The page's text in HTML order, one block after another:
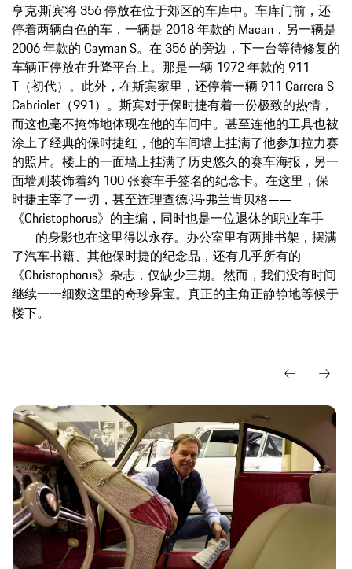
亨克·斯宾将 356 停放在位于郊区的车库中。车库门前，还
停着两辆白色的车，一辆是 2018 年款的 Macan，另一辆是
2006 年款的 Cayman S。在 356 的旁边，下一台等待修复的
车辆正停放在升降平台上。那是一辆 1972 年款的 911
T（初代）。此外，在斯宾家里，还停着一辆 911 Carrera S
Cabriolet（991）。斯宾对于保时捷有着一份极致的热情，
而这也毫不掩饰地体现在他的车间中。甚至连他的工具也被
涂上了经典的保时捷红，他的车间墙上挂满了他参加拉力赛
的照片。楼上的一面墙上挂满了历史悠久的赛车海报，另一
面墙则装饰着约 100 张赛车手签名的纪念卡。在这里，保
时捷主宰了一切，甚至连理查德·冯·弗兰肯贝格——
《Christophorus》的主编，同时也是一位退休的职业车手
——的身影也在这里得以永存。办公室里有两排书架，摆满
了汽车书籍、其他保时捷的纪念品，还有几乎所有的
《Christophorus》杂志，仅缺少三期。然而，我们没有时间
继续一一细数这里的奇珍异宝。真正的主角正静静地等候于
楼下。